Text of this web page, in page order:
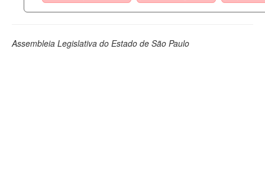
Assembleia Legislativa do Estado de São Paulo